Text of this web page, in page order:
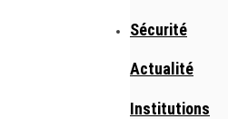
Sécurité
Actualité
Institutions